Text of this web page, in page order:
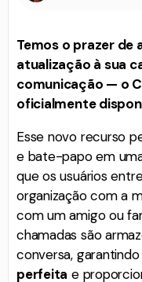
Temos o prazer de
atualização à sua
comunicação — o
oficialmente
Esse novo recurso
e bate-papo em
que os usuários
organização com a
com um amigo ou
chamadas são
conversa,
perfeita e